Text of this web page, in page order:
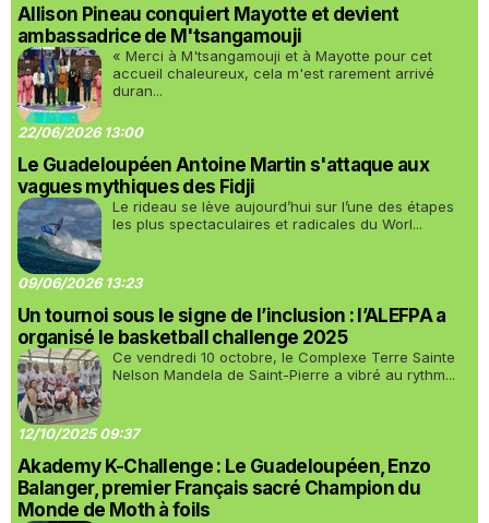
Allison Pineau conquiert Mayotte et devient
ambassadrice de M'tsangamouji
« Merci à M'tsangamouji et à Mayotte pour cet
accueil chaleureux, cela m'est rarement arrivé
duran...
22/06/2026 13:00
Le Guadeloupéen Antoine Martin s'attaque aux
vagues mythiques des Fidji
Le rideau se lève aujourd’hui sur l’une des étapes
les plus spectaculaires et radicales du Worl...
09/06/2026 13:23
Un tournoi sous le signe de l’inclusion : l’ALEFPA a
organisé le basketball challenge 2025
Ce vendredi 10 octobre, le Complexe Terre Sainte
Nelson Mandela de Saint-Pierre a vibré au rythm...
12/10/2025 09:37
Akademy K-Challenge : Le Guadeloupéen, Enzo
Balanger, premier Français sacré Champion du
Monde de Moth à foils